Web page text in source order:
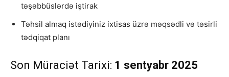
təşəbbüslərdə iştirak
Təhsil almaq istədiyiniz ixtisas üzrə məqsədli və təsirli
tədqiqat planı
Son Müraciət Tarixi: 1 sentyabr 2025